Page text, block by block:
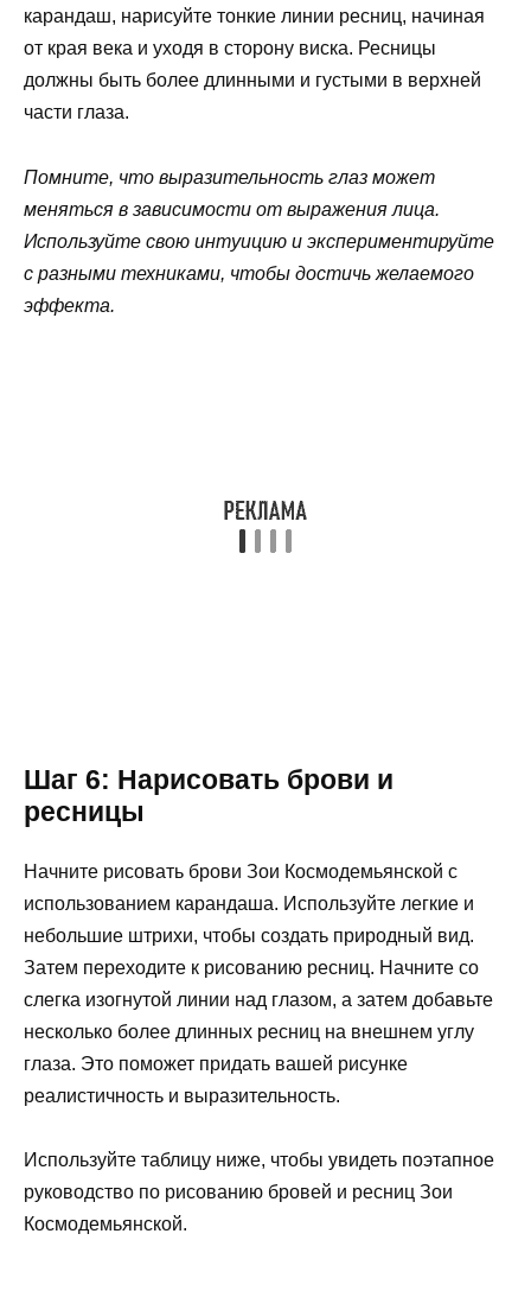
карандаш, нарисуйте тонкие линии ресниц, начиная
от края века и уходя в сторону виска. Ресницы
должны быть более длинными и густыми в верхней
части глаза.
Помните, что выразительность глаз может
меняться в зависимости от выражения лица.
Используйте свою интуицию и экспериментируйте
с разными техниками, чтобы достичь желаемого
эффекта.
Шаг 6: Нарисовать брови и
ресницы
Начните рисовать брови Зои Космодемьянской с
использованием карандаша. Используйте легкие и
небольшие штрихи, чтобы создать природный вид.
Затем переходите к рисованию ресниц. Начните со
слегка изогнутой линии над глазом, а затем добавьте
несколько более длинных ресниц на внешнем углу
глаза. Это поможет придать вашей рисунке
реалистичность и выразительность.
Используйте таблицу ниже, чтобы увидеть поэтапное
руководство по рисованию бровей и ресниц Зои
Космодемьянской.